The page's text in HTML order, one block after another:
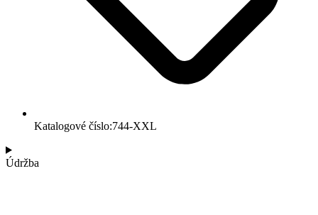
Katalogové číslo:744-XXL
Údržba